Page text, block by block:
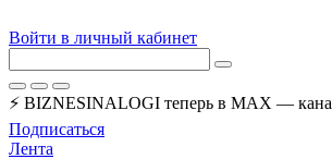
Войти в личный кабинет
⚡ BIZNESINALOGI теперь в MAX —
Подписаться
Лента